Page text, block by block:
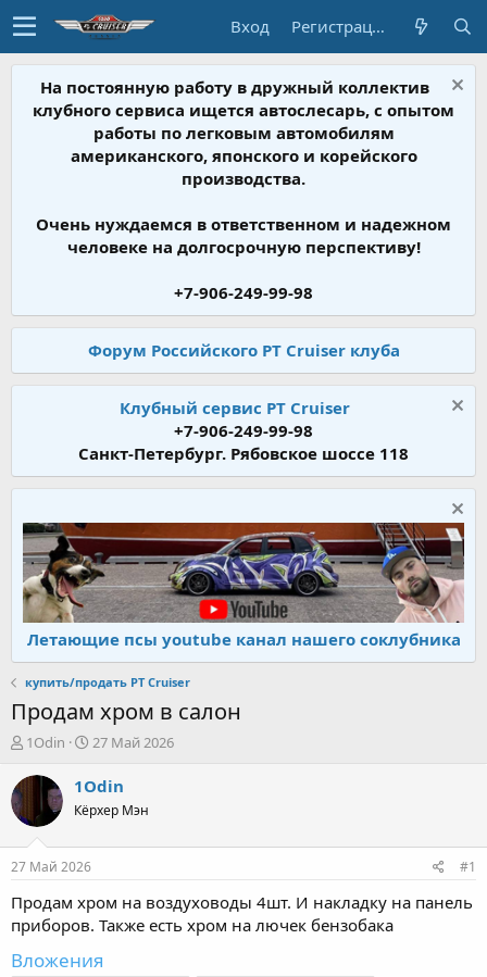
Вход Регистрация
На постоянную работу в дружный коллектив
клубного сервиса ищется автослесарь, с опытом
работы по легковым автомобилям
американского, японского и корейского
производства.
Очень нуждаемся в ответственном и надежном
человеке на долгосрочную перспективу!
+7-906-249-99-98
Форум Российского PT Cruiser клуба
Клубный сервис PT Cruiser
+7-906-249-99-98
Санкт-Петербург. Рябовское шоссе 118
Летающие псы youtube канал нашего соклубника
купить/продать PT Cruiser
Продам хром в салон
А
т
р
е
м
ы
1Odin
Д
т
н
л
27 Май 2026
1Odin
Кёрхер Мэн
27 Май 2026 #1
Продам хром на воздуховоды 4шт. И накладку на панель
приборов. Также есть хром на лючек бензобака
Вложения